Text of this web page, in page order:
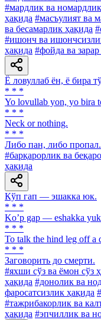
#мардлик ва
ҳақида #масъулият ва
ва бесамарлик ҳақида
#ишонч ва
ҳақида #фойда ва
Ё ловуллаб ён, ё бира
* * *
Yo lovullab yon, yo bira
* * *
Neck or nothing.
* * *
Либо пан, либо пропал.
#барқарорлик ва
ҳақида
Кўп гап — эшакка юк.
* * *
Koʼp gap — eshakka
* * *
To talk the hind leg off a
* * *
Заговорить до смерти.
#яхши сўз ва ёмон сўз
ҳақида #донолик ва
фаросатсизлик ҳақида
#тажрибакорлик ва
ҳақида #эпчиллик ва